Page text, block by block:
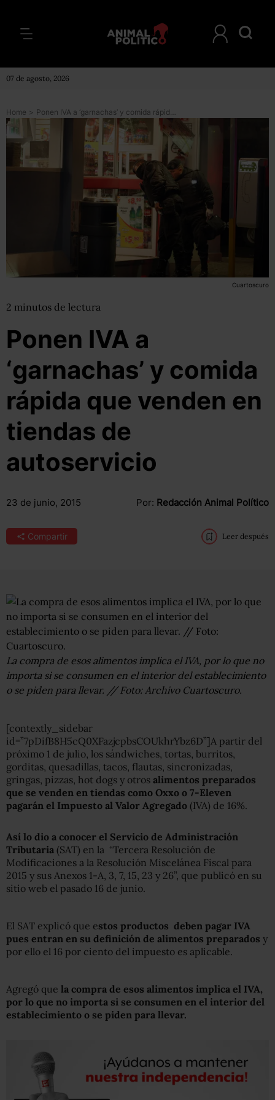
07 de agosto, 2026
Home > Ponen IVA a ‘garnachas’ y comida rápida que venden en tiendas de autoservicio
Cuartoscuro
2 minutos de lectura
Ponen IVA a
‘garnachas’ y comida
rápida que venden en
tiendas de
autoservicio
23 de junio, 2015 Por: Redacción Animal Político
Compartir Leer después
La compra de esos alimentos implica el IVA, por lo que no
importa si se consumen en el interior del establecimiento
o se piden para llevar. // Foto: Archivo Cuartoscuro.
[contextly_sidebar
id=”7pDifB8H5cQ0XFazjcpbsCOUkhrYbz6D”]A partir del
próximo 1 de julio, los sándwiches, tortas, burritos,
gorditas, quesadillas, tacos, flautas, sincronizadas,
gringas, pizzas, hot dogs y otros alimentos preparados
que se venden en tiendas como Oxxo o 7-Eleven
pagarán el Impuesto al Valor Agregado (IVA) de 16%.
Así lo dio a conocer el Servicio de Administración
Tributaria (SAT) en la “Tercera Resolución de
Modificaciones a la Resolución Miscelánea Fiscal para
2015 y sus Anexos 1-A, 3, 7, 15, 23 y 26”, que publicó en su
sitio web el pasado 16 de junio.
El SAT explicó que estos productos deben pagar IVA
pues entran en su definición de alimentos preparados y
por ello el 16 por ciento del impuesto es aplicable.
Agregó que la compra de esos alimentos implica el IVA,
por lo que no importa si se consumen en el interior del
establecimiento o se piden para llevar.